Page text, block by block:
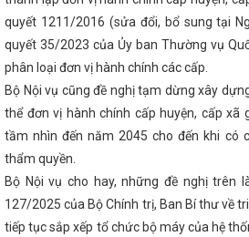
GIA VỀ SẢN XUẤT VÀ TIÊU DÙNG
“Tiết kiệm điện thành thói quen”
Hà Tĩnh
Kinh tế Hà Tĩnh 3 tháng
chỉnh cơ cấu Chính phủ nhiệm kỳ
13 của Tổng Bí thư Tô Lâm
Thủ
Nhà nước đến Ấn Độ
Sáng nay
mạc
Vingroup thành lập công ty sản
Ông Dương Tất Thắng được bầu giữ
Đại hội điểm Công
Thương mại Hà Tĩnh
2024
Phiên họp thường kỳ UBND
Tĩnh công suất 100 triệu lít/năm
chợ quốc tế Thương mại, Du lịch và
Hội đàm giữa Bộ trưởng Nguyễn Hồng
quyết 1211/2016 (sửa đổi, bổ sung tại
quyết 35/2023 của Ủy ban Thường vụ
phân loại đơn vị hành chính các cấp.
Bộ Nội vụ cũng đề nghị tạm dừng xây
thể đơn vị hành chính cấp huyện, cấp xã
tầm nhìn đến năm 2045 cho đến khi có
thẩm quyền.
Bộ Nội vụ cho hay, những đề nghị trên
127/2025 của Bộ Chính trị, Ban Bí thư về
tiếp tục sắp xếp tổ chức bộ máy của hệ